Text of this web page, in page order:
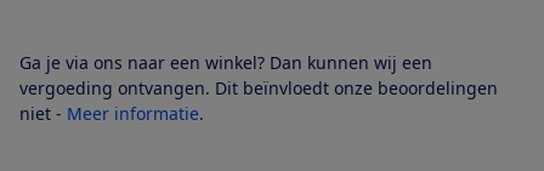
Ga je via ons naar een winkel? Dan kunnen wij een
vergoeding ontvangen. Dit beïnvloedt onze beoordelingen
niet - Meer informatie.